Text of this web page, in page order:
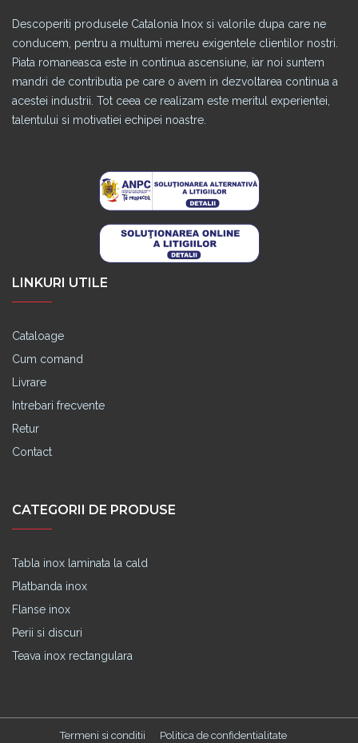
Descoperiti produsele Catalonia Inox si valorile dupa care ne
conducem, pentru a multumi mereu exigentele clientilor nostri.
Piata romaneasca este in continua ascensiune, iar noi suntem
mandri de contributia pe care o avem in dezvoltarea continua a
acestei industrii. Tot ceea ce realizam este meritul experientei,
talentului si motivatiei echipei noastre.
LINKURI UTILE
Cataloage
Cum comand
Livrare
Intrebari frecvente
Retur
Contact
CATEGORII DE PRODUSE
Tabla inox laminata la cald
Platbanda inox
Flanse inox
Perii si discuri
Teava inox rectangulara
Termeni si conditii Politica de confidentialitate